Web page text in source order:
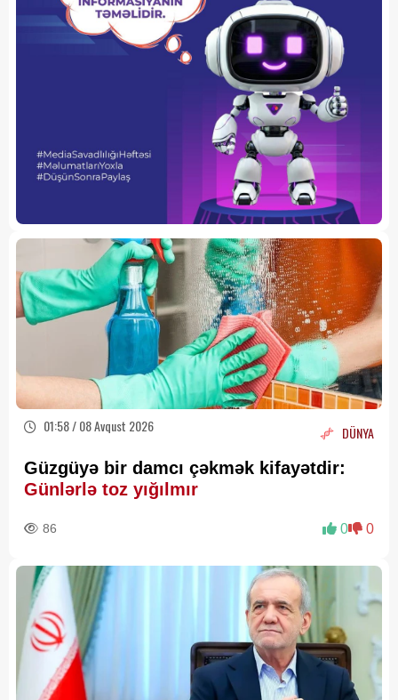
01:58 / 08 Avqust 2026 DÜNYA
Güzgüyə bir damcı çəkmək kifayətdir:
Günlərlə toz yığılmır
86 0 0